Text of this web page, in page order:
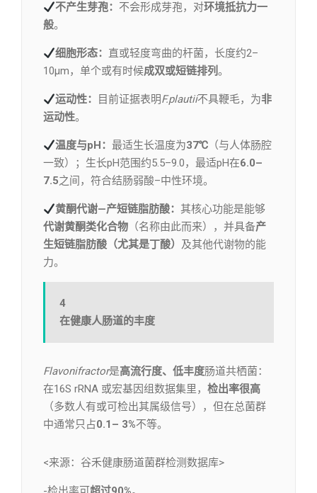
不产生芽孢： 不会形成芽孢，对环境抵抗力一
般。
细胞形态： 直或轻度弯曲的杆菌，长度约2–
10μm，单个或有时候成双或短链排列。
运动性： 目前证据表明F.plautii不具鞭毛，为非
运动性。
温度与pH：最适生长温度为37℃ （与人体肠腔
一致）；生长pH范围约5.5–9.0，最适pH在6.0–
7.5之间，符合结肠弱酸–中性环境。
黄酮代谢—产短链脂肪酸：其核心功能是能够
代谢黄酮类化合物 （名称由此而来），并具备产
生短链脂肪酸（尤其是丁酸） 及其他代谢物的能
力。
4
在健康人肠道的丰度
Flavonifractor是高流行度、低丰度肠道共栖菌：
在16S rRNA 或宏基因组数据集里， 检出率很高
（多数人有或可检出其属级信号），但在总菌群
中通常只占0.1– 3%不等。
<来源：谷禾健康肠道菌群检测数据库>